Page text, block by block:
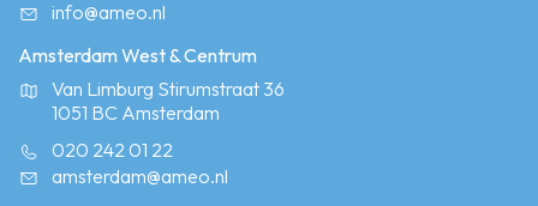
info@ameo.nl
Amsterdam West & Centrum
Van Limburg Stirumstraat 36
1051 BC Amsterdam
020 242 01 22
amsterdam@ameo.nl